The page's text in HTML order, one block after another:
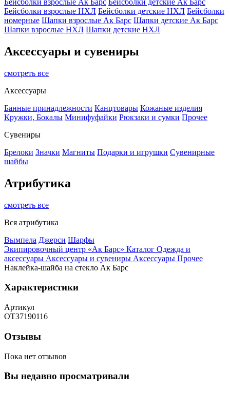
Бейсболки взрослые Ак Барс Бейсболки детские Ак Барс
Бейсболки взрослые НХЛ Бейсболки детские НХЛ Бейсболки
номерные Шапки взрослые Ак Барс Шапки детские Ак Барс
Шапки взрослые НХЛ Шапки детские НХЛ
Аксессуары и сувениры
смотреть все
Аксессуары
Банные принадлежности Канцтовары Кожаные изделия
Кружки, Бокалы Минифуфайки Рюкзаки и сумки Прочее
Сувениры
Брелоки Значки Магниты Подарки и игрушки Сувенирные
шайбы
Атрибутика
смотреть все
Вся атрибутика
Вымпела Джерси Шарфы
Экипировочный центр «Ак Барс» Каталог Одежда и
аксессуары Аксессуары и сувениры Аксессуары Прочее
Наклейка-шайба на стекло Ак Барс
Характеристики
Артикул
OT37190116
Отзывы
Пока нет отзывов
Вы недавно просматривали